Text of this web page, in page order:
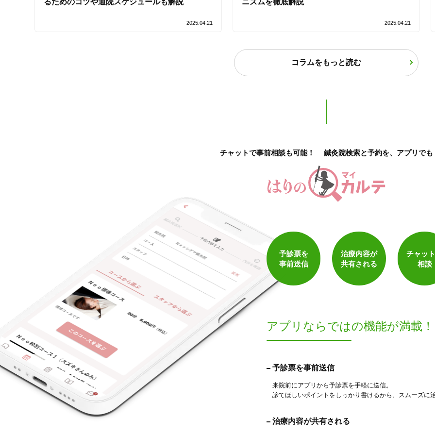
るためのコツや通院スケジュールも解説
2025.04.21
ニズムを徹底解説
2025.04.21
コラムをもっと読む
チャットで事前相談も可能！ 鍼灸院検索と予約を、アプリでも
予診票を
事前送信
治療内容が
共有される
チャッ
相談
アプリならではの機能が満載！
予診票を事前送信
来院前にアプリから予診票を手軽に送信。
診てほしいポイントをしっかり書けるから、スムーズに
治療内容が共有される